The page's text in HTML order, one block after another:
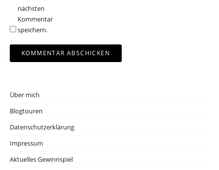
nächsten
Kommentar
speichern.
Über mich
Blogtouren
Datenschutzerklärung
Impressum
Aktuelles Gewinnspiel